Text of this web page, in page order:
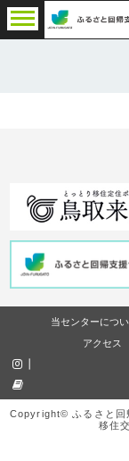
当センターにつ
アクセス
Copyright© ふるさと回
移住